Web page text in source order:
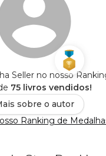
Seller no nosso
75 livros vendidos!
sobre o autor
Ranking de